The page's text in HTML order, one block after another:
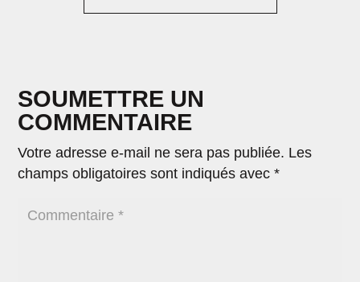
SOUMETTRE UN
COMMENTAIRE
Votre adresse e-mail ne sera pas publiée. Les
champs obligatoires sont indiqués avec*